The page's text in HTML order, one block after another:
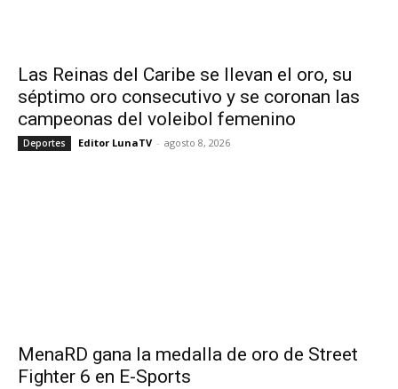
Las Reinas del Caribe se llevan el oro, su
séptimo oro consecutivo y se coronan las
campeonas del voleibol femenino
Deportes Editor LunaTV - agosto 8, 2026
MenaRD gana la medalla de oro de Street
Fighter 6 en E-Sports